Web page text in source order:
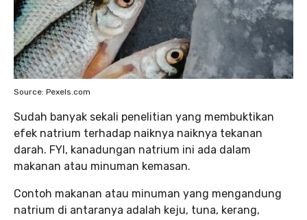
Source: Pexels.com
Sudah banyak sekali penelitian yang membuktikan
efek natrium terhadap naiknya naiknya tekanan
darah. FYI, kanadungan natrium ini ada dalam
makanan atau minuman kemasan.
Contoh makanan atau minuman yang mengandung
natrium di antaranya adalah keju, tuna, kerang,